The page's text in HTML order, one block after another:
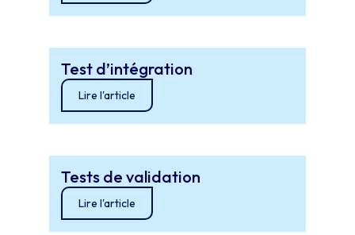
Test d’intégration
Lire l'article
Tests de validation
Lire l'article